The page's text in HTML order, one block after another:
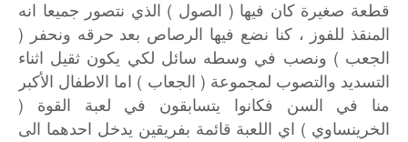
قطعة صغيرة كان فيها ( الصول ) الذي نتصور جميعا انه
المنقذ للفوز ، كنا نضع فيها الرصاص بعد حرقه ونحفر (
الجعب ) ونصب في وسطه سائل لكي يكون ثقيل اثناء
التسديد والتصوب لمجموعة ( الجعاب ) اما الاطفال الأكبر
منا
في السن فكانوا يتسابقون في لعبة القوة (
الخرينساوي ) اي اللعبة قائمة بفريقين يدخل احدهما الى